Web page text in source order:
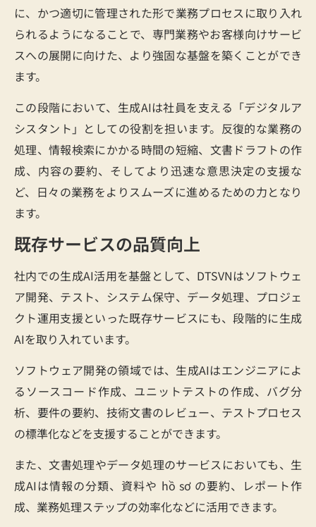
に、かつ適切に管理された形で業務プロセスに取り入れ
られるようになることで、専門業務やお客様向けサービ
スへの展開に向けた、より強固な基盤を築くことができ
ます。
この段階において、生成AIは社員を支える「デジタルア
シスタント」としての役割を担います。反復的な業務の
処理、情報検索にかかる時間の短縮、文書ドラフトの作
成、内容の要約、そしてより迅速な意思決定の支援な
ど、日々の業務をよりスムーズに進めるための力となり
ます。
既存サービスの品質向上
社内での生成AI活用を基盤として、DTSVNはソフトウェ
ア開発、テスト、システム保守、データ処理、プロジェ
クト運用支援といった既存サービスにも、段階的に生成
AIを取り入れています。
ソフトウェア開発の領域では、生成AIはエンジニアによ
るソースコード作成、ユニットテストの作成、バグ分
析、要件の要約、技術文書のレビュー、テストプロセス
の標準化などを支援することができます。
また、文書処理やデータ処理のサービスにおいても、生
成AIは情報の分類、資料や hồ sơ の要約、レポート作
成、業務処理ステップの効率化などに活用できます。